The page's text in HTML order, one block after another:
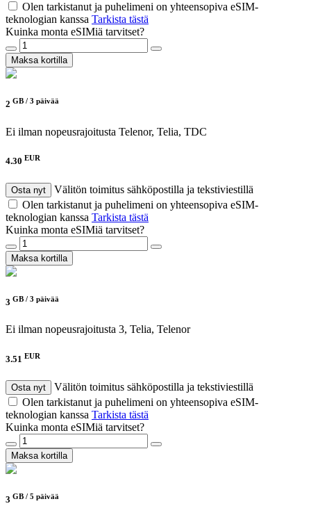
Olen tarkistanut ja puhelimeni on yhteensopiva eSIM-
teknologian kanssa Tarkista tästä
Kuinka monta eSIMiä tarvitset?
Maksa kortilla
2 GB / 3 päivää
Ei ilman nopeusrajoitusta Telenor, Telia, TDC
4.30 EUR
Osta nyt
Välitön toimitus sähköpostilla ja tekstiviestillä
Olen tarkistanut ja puhelimeni on yhteensopiva eSIM-
teknologian kanssa Tarkista tästä
Kuinka monta eSIMiä tarvitset?
Maksa kortilla
3 GB / 3 päivää
Ei ilman nopeusrajoitusta 3, Telia, Telenor
3.51 EUR
Osta nyt
Välitön toimitus sähköpostilla ja tekstiviestillä
Olen tarkistanut ja puhelimeni on yhteensopiva eSIM-
teknologian kanssa Tarkista tästä
Kuinka monta eSIMiä tarvitset?
Maksa kortilla
3 GB / 5 päivää